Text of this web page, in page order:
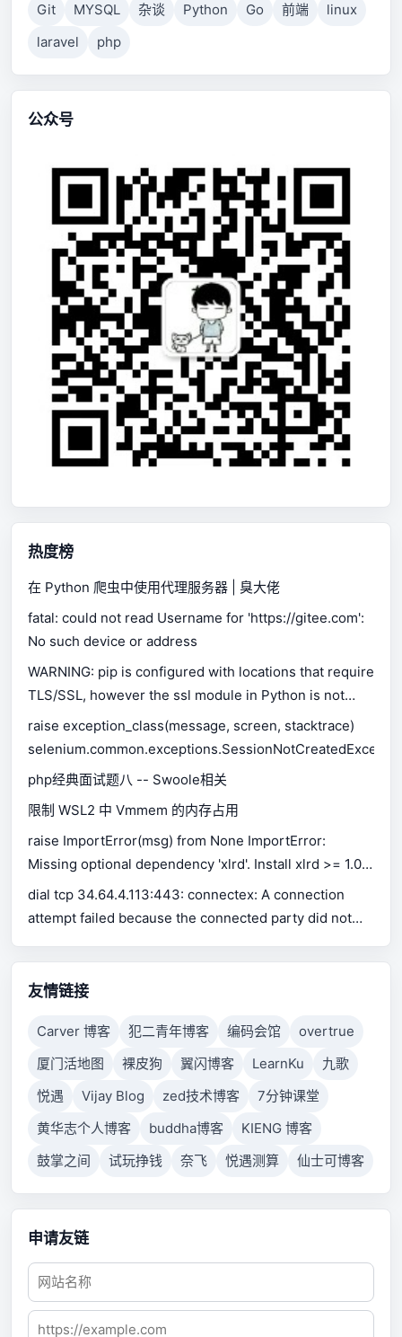
Git
MYSQL 杂谈 Python Go 前端
linux
laravel
php
公众号
热度榜
在 Python 爬虫中使用代理服务器 | 臭大佬
fatal: could not read Username for 'https://gitee.com':
No such device or address
WARNING: pip is configured with locations that require
TLS/SSL, however the ssl module in Python is not
available.
raise exception_class(message, screen, stacktrace)
php经典面试题八 -- Swoole相关
限制 WSL2 中 Vmmem 的内存占用
raise ImportError(msg) from None ImportError:
Missing optional dependency 'xlrd'. Install xlrd >= 1.0.0
for Excel support Use pip or conda to install xlrd.
dial tcp 34.64.4.113:443: connectex: A connection
attempt failed because the connected party did not
connection failed because connected host has failed
to respond.
友情链接
Carver 博客 犯二青年博客 编码会馆
overtrue
厦门活地图
裸皮狗 翼闪博客 LearnKu
九歌
悦遇
Vijay Blog zed技术博客
7分钟课堂
黄华志个人博客
buddha博客
KIENG 博客
鼓掌之间
试玩挣钱 奈飞 悦遇测算 仙士可博客
申请友链